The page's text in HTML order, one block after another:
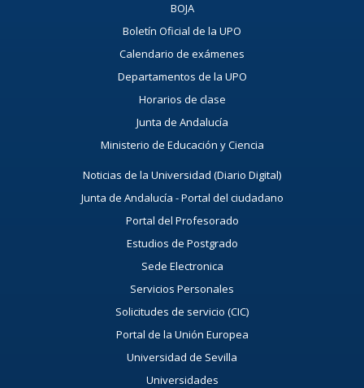
BOJA
Boletín Oficial de la UPO
Calendario de exámenes
Departamentos de la UPO
Horarios de clase
Junta de Andalucía
Ministerio de Educación y Ciencia
Noticias de la Universidad (Diario Digital)
Junta de Andalucía - Portal del ciudadano
Portal del Profesorado
Estudios de Postgrado
Sede Electronica
Servicios Personales
Solicitudes de servicio (CIC)
Portal de la Unión Europea
Universidad de Sevilla
Universidades